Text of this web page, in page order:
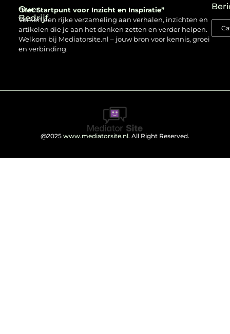
Over
Bedrijf
“Het Startpunt voor Inzicht en Inspiratie”
Verken een rijke verzameling aan verhalen, inzichten en
artikelen die je aan het denken zetten en verder helpen.
Welkom bij Mediatorsite.nl – jouw bron voor kennis, groei
en verbinding.
@2025 www.mediatorsite.nl. All Right Reserved.